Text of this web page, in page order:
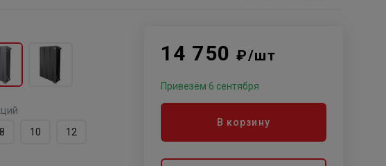
8 10 12
14 750₽/шт
Привезём 6 сентября
В корзину